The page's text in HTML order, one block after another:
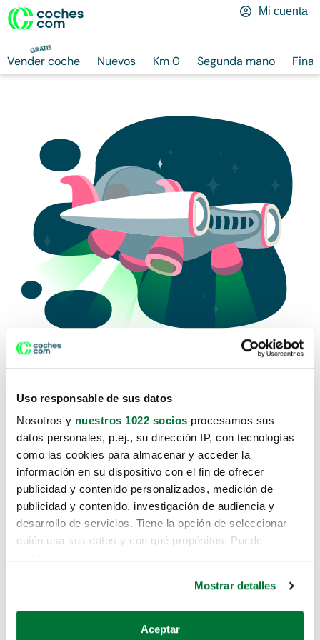
Uso responsable de sus datos
Nosotros y nuestros 1022 socios procesamos sus
datos personales, p.ej., su dirección IP, con tecnologías
como las cookies para almacenar y acceder la
información en su dispositivo con el fin de ofrecer
publicidad y contenido personalizados, medición de
publicidad y contenido, investigación de audiencia y
desarrollo de servicios. Tiene la opción de seleccionar
quién usa sus datos y con qué propósitos. Puede
Si lo permite, también quisiéramos:
Mostrar detalles
Aceptar
GRATIS
Vender coche Nuevos Km 0 Segunda mano
Mi cuenta
Lo sentimos, no sabemos como te
hemos traido hasta aquí.
Pero puedes encontrar el coche que
estás buscando en alguno de estos
enlaces:
Coches de segunda mano